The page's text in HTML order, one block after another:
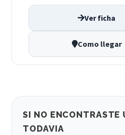
Ver ficha
Como llegar
SI NO ENCONTRASTE
TODAVIA